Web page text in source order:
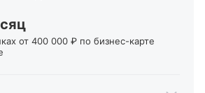
месяца обслуживания — 0 ₽
от 400 000 ₽ по бизнес-карте